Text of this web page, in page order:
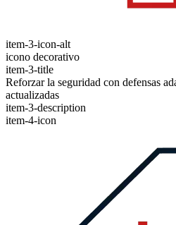
item-3-icon-alt
icono decorativo
item-3-title
Reforzar la seguridad con defensas
actualizadas
item-3-description
item-4-icon